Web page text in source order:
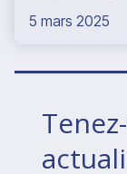
5 mars 2025